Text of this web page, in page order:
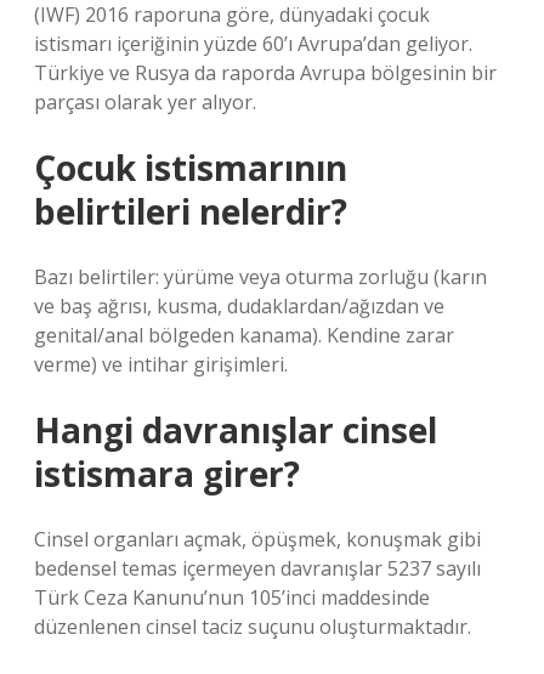
(IWF) 2016 raporuna göre, dünyadaki çocuk
istismarı içeriğinin yüzde 60’ı Avrupa’dan geliyor.
Türkiye ve Rusya da raporda Avrupa bölgesinin bir
parçası olarak yer alıyor.
Çocuk istismarının
belirtileri nelerdir?
Bazı belirtiler: yürüme veya oturma zorluğu (karın
ve baş ağrısı, kusma, dudaklardan/ağızdan ve
genital/anal bölgeden kanama). Kendine zarar
verme) ve intihar girişimleri.
Hangi davranışlar cinsel
istismara girer?
Cinsel organları açmak, öpüşmek, konuşmak gibi
bedensel temas içermeyen davranışlar 5237 sayılı
Türk Ceza Kanunu’nun 105’inci maddesinde
düzenlenen cinsel taciz suçunu oluşturmaktadır.